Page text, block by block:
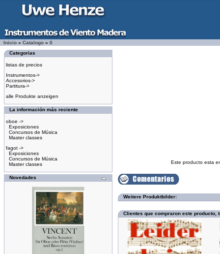
Inicio » Catalogo » 0
Categorias
listas de precios
Instrumentos->
Accesorios->
Partitura->
alle Produkte anzeigen
La información más reciente
oboe ->
Exposiciones
Concursos de Música
Master classes
fagot ->
Exposiciones
Concursos de Música
Master classes
Novedades
Este producto esta
Weitere Produktbilder:
Clientes que compraron este producto,